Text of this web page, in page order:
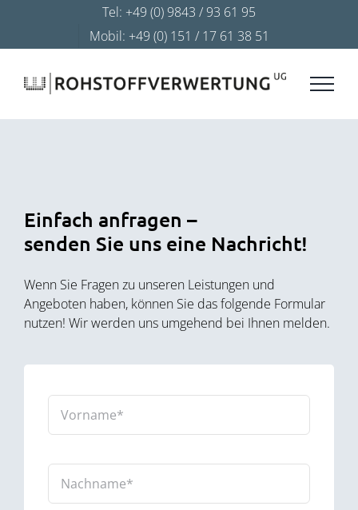
springen
Tel: +49 (0) 9843 / 93 61 95
Mobil: +49 (0) 151 / 17 61 38 51
Einfach anfragen –
senden Sie uns eine Nachricht!
Wenn Sie Fragen zu unseren Leistungen und
Angeboten haben, können Sie das folgende Formular
nutzen! Wir werden uns umgehend bei Ihnen melden.